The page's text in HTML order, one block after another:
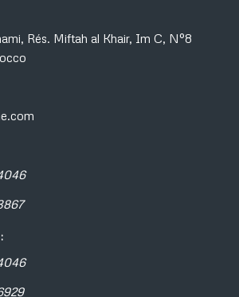
Rés. Miftah al Khair, Im C, N°8